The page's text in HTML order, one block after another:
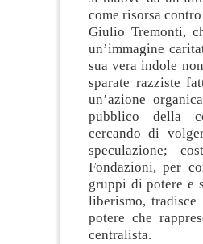
come risorsa
Giulio Tremonti,
un’immagine
sua vera indole
sparate razziste
un’azione
pubblico della
cercando di
speculazione;
Fondazioni, per
gruppi di potere e
liberismo,
potere che
centralista.